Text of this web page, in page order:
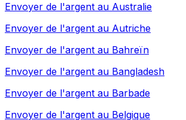
Envoyer de l'argent au Australie
Envoyer de l'argent au Autriche
Envoyer de l'argent au Bahreïn
Envoyer de l'argent au Bangladesh
Envoyer de l'argent au Barbade
Envoyer de l'argent au Belgique